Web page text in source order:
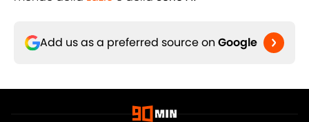
Add us as a preferred source on Google